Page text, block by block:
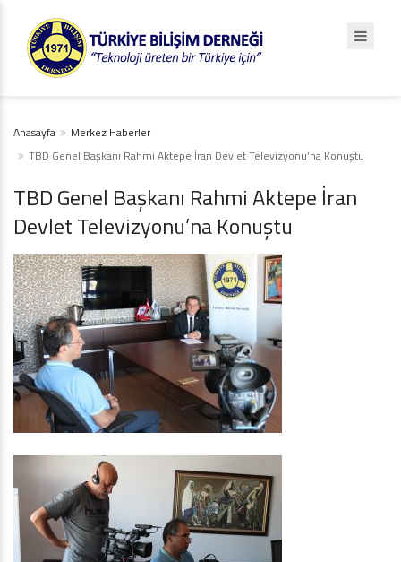
Anasayfa
Merkez Haberler
TBD Genel Başkanı Rahmi Aktepe İran Devlet Televizyonu’na Konuştu
TBD Genel Başkanı Rahmi Aktepe İran
Devlet Televizyonu’na Konuştu